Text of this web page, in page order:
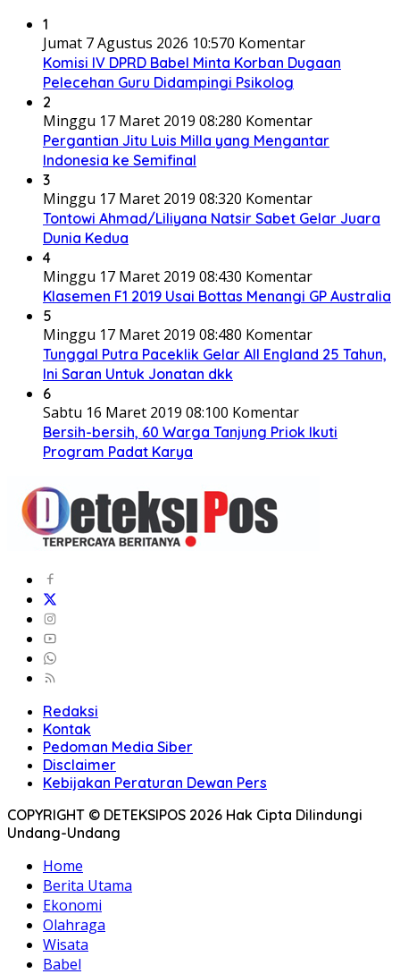
1
Jumat 7 Agustus 2026 10:570 Komentar
Komisi IV DPRD Babel Minta Korban Dugaan
Pelecehan Guru Didampingi Psikolog
2
Minggu 17 Maret 2019 08:280 Komentar
Pergantian Jitu Luis Milla yang Mengantar
Indonesia ke Semifinal
3
Minggu 17 Maret 2019 08:320 Komentar
Tontowi Ahmad/Liliyana Natsir Sabet Gelar Juara
Dunia Kedua
4
Minggu 17 Maret 2019 08:430 Komentar
Klasemen F1 2019 Usai Bottas Menangi GP Australia
5
Minggu 17 Maret 2019 08:480 Komentar
Tunggal Putra Paceklik Gelar All England 25 Tahun,
Ini Saran Untuk Jonatan dkk
6
Sabtu 16 Maret 2019 08:100 Komentar
Bersih-bersih, 60 Warga Tanjung Priok Ikuti
Program Padat Karya
Redaksi
Kontak
Pedoman Media Siber
Disclaimer
Kebijakan Peraturan Dewan Pers
COPYRIGHT © DETEKSIPOS 2026 Hak Cipta Dilindungi
Undang-Undang
Home
Berita Utama
Ekonomi
Olahraga
Wisata
Babel